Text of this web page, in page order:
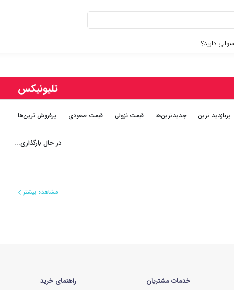
سوالی دارید؟
تلیونیکس
پربازديد ترين جديدترين‌ها قيمت نزولی قيمت صعودی پرفروش ترین‌ها
در حال بارگذاری...
مشاهده بیشتر
خدمات مشتریان راهنمای خرید